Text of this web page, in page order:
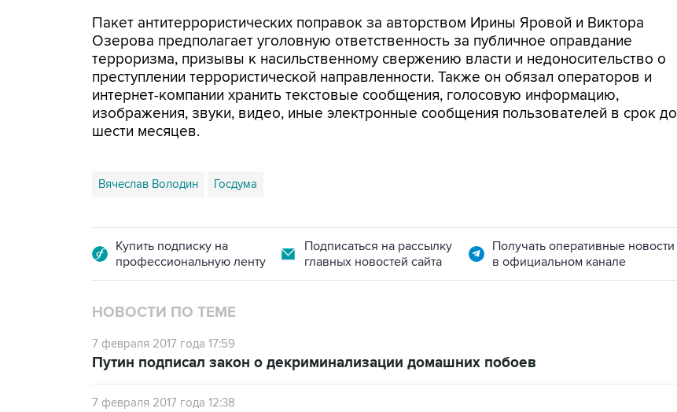
Пакет антитеррористических поправок за авторством Ирины Яровой и Виктора
Озерова предполагает уголовную ответственность за публичное оправдание
терроризма, призывы к насильственному свержению власти и недоносительство о
преступлении террористической направленности. Также он обязал операторов и
интернет-компании хранить текстовые сообщения, голосовую информацию,
изображения, звуки, видео, иные электронные сообщения пользователей в срок до
шести месяцев.
Вячеслав Володин Госдума
Купить подписку на
профессиональную ленту
Подписаться на рассылку
главных новостей сайта
Получать оперативные новости
в официальном канале
НОВОСТИ ПО ТЕМЕ
7 февраля 2017 года 17:59
Путин подписал закон о декриминализации домашних побоев
7 февраля 2017 года 12:38